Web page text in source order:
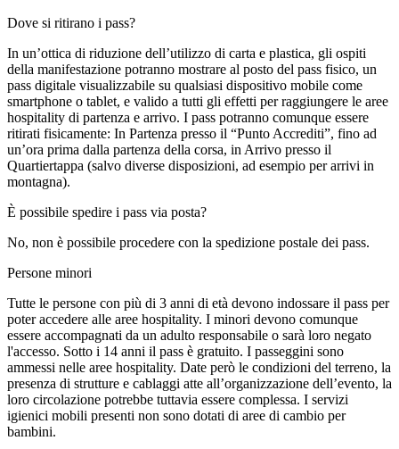
Dove si ritirano i pass?
In un’ottica di riduzione dell’utilizzo di carta e plastica, gli ospiti
della manifestazione potranno mostrare al posto del pass fisico, un
pass digitale visualizzabile su qualsiasi dispositivo mobile come
smartphone o tablet, e valido a tutti gli effetti per raggiungere le aree
hospitality di partenza e arrivo. I pass potranno comunque essere
ritirati fisicamente: In Partenza presso il “Punto Accrediti”, fino ad
un’ora prima dalla partenza della corsa, in Arrivo presso il
Quartiertappa (salvo diverse disposizioni, ad esempio per arrivi in
montagna).
È possibile spedire i pass via posta?
No, non è possibile procedere con la spedizione postale dei pass.
Persone minori
Tutte le persone con più di 3 anni di età devono indossare il pass per
poter accedere alle aree hospitality. I minori devono comunque
essere accompagnati da un adulto responsabile o sarà loro negato
l'accesso. Sotto i 14 anni il pass è gratuito. I passeggini sono
ammessi nelle aree hospitality. Date però le condizioni del terreno, la
presenza di strutture e cablaggi atte all’organizzazione dell’evento, la
loro circolazione potrebbe tuttavia essere complessa. I servizi
igienici mobili presenti non sono dotati di aree di cambio per
bambini.